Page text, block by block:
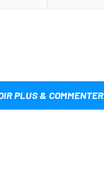
PLUS & COMMENTER